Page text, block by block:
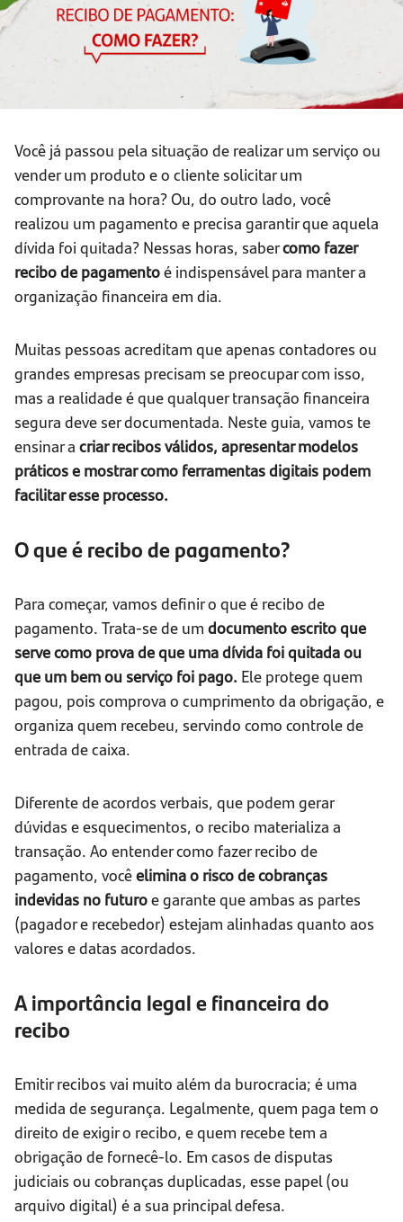
Você já passou pela situação de realizar um serviço ou
vender um produto e o cliente solicitar um
comprovante na hora? Ou, do outro lado, você
realizou um pagamento e precisa garantir que aquela
dívida foi quitada? Nessas horas, sabercomo fazer
recibo de pagamentoé indispensável para manter a
organização financeira em dia.
Muitas pessoas acreditam que apenas contadores ou
grandes empresas precisam se preocupar com isso,
mas a realidade é que qualquer transação financeira
segura deve ser documentada. Neste guia, vamos te
ensinar a criar recibos válidos, apresentar modelos
práticos e mostrar como ferramentas digitais podem
facilitar esse processo.
O que é recibo de pagamento?
Para começar, vamos definir o que é recibo de
pagamento. Trata-se de um documento escrito que
serve como prova de que uma dívida foi quitada ou
que um bem ou serviço foi pago. Ele protege quem
pagou, pois comprova o cumprimento da obrigação, e
organiza quem recebeu, servindo como controle de
entrada de caixa.
Diferente de acordos verbais, que podem gerar
dúvidas e esquecimentos, o recibo materializa a
transação. Ao entender como fazer recibo de
pagamento, vocêelimina o risco de cobranças
indevidas no futuroe garante que ambas as partes
(pagador e recebedor) estejam alinhadas quanto aos
valores e datas acordados.
A importância legal e financeira do
recibo
Emitir recibos vai muito além da burocracia; é uma
medida de segurança. Legalmente, quem paga tem o
direito de exigir o recibo, e quem recebe tem a
obrigação de fornecê-lo. Em casos de disputas
judiciais ou cobranças duplicadas, esse papel (ou
arquivo digital) é a sua principal defesa.